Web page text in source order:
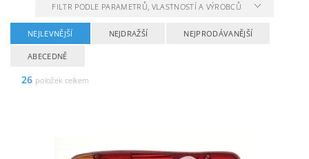
FILTR PODLE PARAMETRŮ, VLASTNOSTÍ A VÝROBCŮ
NEJLEVNĚJŠÍ NEJDRAŽŠÍ NEJPRODÁVANĚJŠÍ
ABECEDNĚ
26 položek celkem